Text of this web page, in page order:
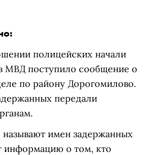
полицейских начали
МВД поступило сообщение о
по району Дорогомилово.
передали
имен задержанных
информацию о том, кто